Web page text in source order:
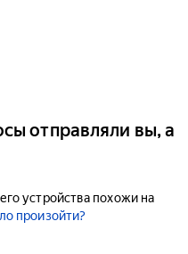
отправляли вы, а
устройства похожи на
произойти?